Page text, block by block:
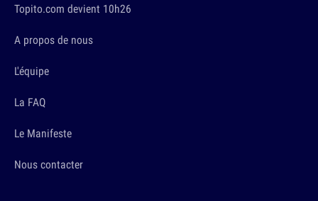
Topito.com devient 10h26
A propos de nous
L'équipe
La FAQ
Le Manifeste
Nous contacter